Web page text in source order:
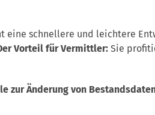
eine schnellere und leichtere
Vorteil für Vermittler: Sie
zur Änderung von